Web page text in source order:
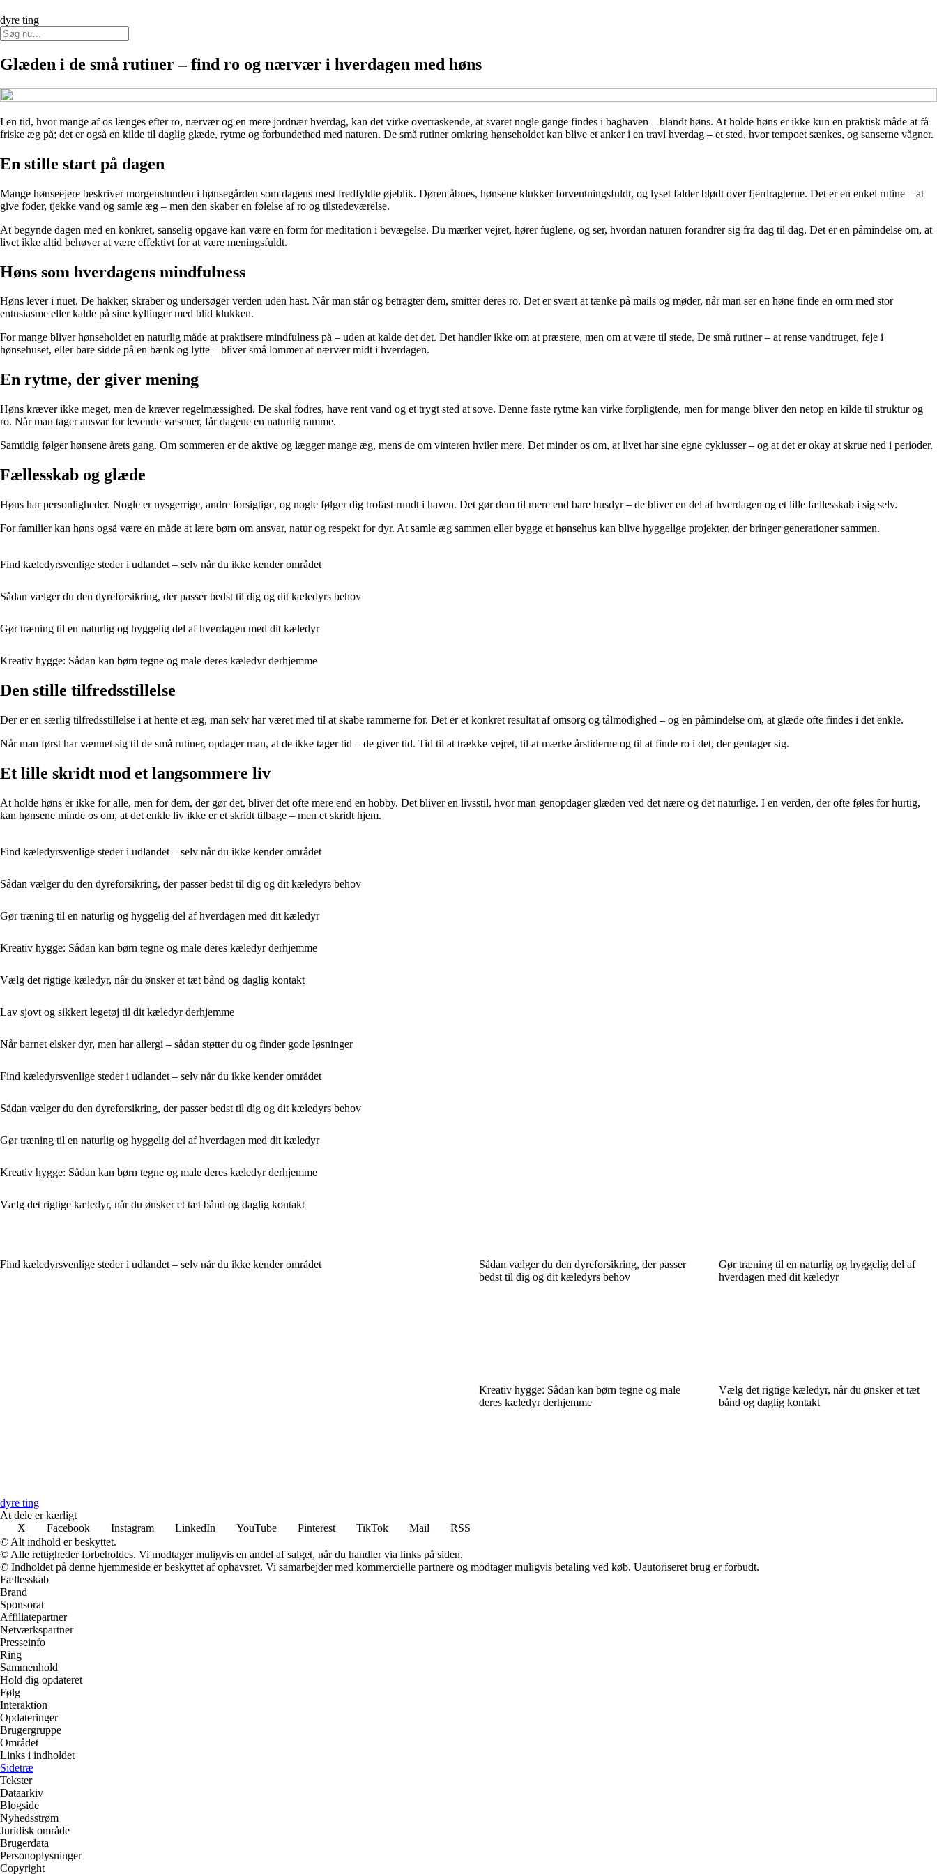
dyre ting
Glæden i de små rutiner – find ro og nærvær i hverdagen med høns
I en tid, hvor mange af os længes efter ro, nærvær og en mere jordnær hverdag, kan det virke overraskende, at svaret nogle gange findes i baghaven – blandt høns. At holde høns er ikke kun en praktisk måde at få
friske æg på; det er også en kilde til daglig glæde, rytme og forbundethed med naturen. De små rutiner omkring hønseholdet kan blive et anker i en travl hverdag – et sted, hvor tempoet sænkes, og sanserne vågner.
En stille start på dagen
Mange hønseejere beskriver morgenstunden i hønsegården som dagens mest fredfyldte øjeblik. Døren åbnes, hønsene klukker forventningsfuldt, og lyset falder blødt over fjerdragterne. Det er en enkel rutine – at
give foder, tjekke vand og samle æg – men den skaber en følelse af ro og tilstedeværelse.
At begynde dagen med en konkret, sanselig opgave kan være en form for meditation i bevægelse. Du mærker vejret, hører fuglene, og ser, hvordan naturen forandrer sig fra dag til dag. Det er en påmindelse om, at
livet ikke altid behøver at være effektivt for at være meningsfuldt.
Høns som hverdagens mindfulness
Høns lever i nuet. De hakker, skraber og undersøger verden uden hast. Når man står og betragter dem, smitter deres ro. Det er svært at tænke på mails og møder, når man ser en høne finde en orm med stor
entusiasme eller kalde på sine kyllinger med blid klukken.
For mange bliver hønseholdet en naturlig måde at praktisere mindfulness på – uden at kalde det det. Det handler ikke om at præstere, men om at være til stede. De små rutiner – at rense vandtruget, feje i
hønsehuset, eller bare sidde på en bænk og lytte – bliver små lommer af nærvær midt i hverdagen.
En rytme, der giver mening
Høns kræver ikke meget, men de kræver regelmæssighed. De skal fodres, have rent vand og et trygt sted at sove. Denne faste rytme kan virke forpligtende, men for mange bliver den netop en kilde til struktur og
ro. Når man tager ansvar for levende væsener, får dagene en naturlig ramme.
Samtidig følger hønsene årets gang. Om sommeren er de aktive og lægger mange æg, mens de om vinteren hviler mere. Det minder os om, at livet har sine egne cyklusser – og at det er okay at skrue ned i perioder.
Fællesskab og glæde
Høns har personligheder. Nogle er nysgerrige, andre forsigtige, og nogle følger dig trofast rundt i haven. Det gør dem til mere end bare husdyr – de bliver en del af hverdagen og et lille fællesskab i sig selv.
For familier kan høns også være en måde at lære børn om ansvar, natur og respekt for dyr. At samle æg sammen eller bygge et hønsehus kan blive hyggelige projekter, der bringer generationer sammen.
Find kæledyrsvenlige steder i udlandet – selv når du ikke kender området
Sådan vælger du den dyreforsikring, der passer bedst til dig og dit kæledyrs behov
Gør træning til en naturlig og hyggelig del af hverdagen med dit kæledyr
Kreativ hygge: Sådan kan børn tegne og male deres kæledyr derhjemme
Den stille tilfredsstillelse
Der er en særlig tilfredsstillelse i at hente et æg, man selv har været med til at skabe rammerne for. Det er et konkret resultat af omsorg og tålmodighed – og en påmindelse om, at glæde ofte findes i det enkle.
Når man først har vænnet sig til de små rutiner, opdager man, at de ikke tager tid – de giver tid. Tid til at trække vejret, til at mærke årstiderne og til at finde ro i det, der gentager sig.
Et lille skridt mod et langsommere liv
At holde høns er ikke for alle, men for dem, der gør det, bliver det ofte mere end en hobby. Det bliver en livsstil, hvor man genopdager glæden ved det nære og det naturlige. I en verden, der ofte føles for hurtig,
kan hønsene minde os om, at det enkle liv ikke er et skridt tilbage – men et skridt hjem.
Find kæledyrsvenlige steder i udlandet – selv når du ikke kender området
Sådan vælger du den dyreforsikring, der passer bedst til dig og dit kæledyrs behov
Gør træning til en naturlig og hyggelig del af hverdagen med dit kæledyr
Kreativ hygge: Sådan kan børn tegne og male deres kæledyr derhjemme
Vælg det rigtige kæledyr, når du ønsker et tæt bånd og daglig kontakt
Lav sjovt og sikkert legetøj til dit kæledyr derhjemme
Når barnet elsker dyr, men har allergi – sådan støtter du og finder gode løsninger
Find kæledyrsvenlige steder i udlandet – selv når du ikke kender området
Sådan vælger du den dyreforsikring, der passer bedst til dig og dit kæledyrs behov
Gør træning til en naturlig og hyggelig del af hverdagen med dit kæledyr
Kreativ hygge: Sådan kan børn tegne og male deres kæledyr derhjemme
Vælg det rigtige kæledyr, når du ønsker et tæt bånd og daglig kontakt
Find kæledyrsvenlige steder i udlandet – selv når du ikke kender området
Sådan vælger du den dyreforsikring, der passer
bedst til dig og dit kæledyrs behov
Gør træning til en naturlig og hyggelig del af
hverdagen med dit kæledyr
Kreativ hygge: Sådan kan børn tegne og male
deres kæledyr derhjemme
Vælg det rigtige kæledyr, når du ønsker et tæt
bånd og daglig kontakt
dyre ting
At dele er kærligt
X
Facebook Instagram LinkedIn YouTube Pinterest TikTok Mail
RSS
© Alt indhold er beskyttet.
© Alle rettigheder forbeholdes. Vi modtager muligvis en andel af salget, når du handler via links på siden.
© Indholdet på denne hjemmeside er beskyttet af ophavsret. Vi samarbejder med kommercielle partnere og modtager muligvis betaling ved køb. Uautoriseret brug er forbudt.
Fællesskab
Brand
Sponsorat
Affiliatepartner
Netværkspartner
Presseinfo
Ring
Sammenhold
Hold dig opdateret
Følg
Interaktion
Opdateringer
Brugergruppe
Området
Links i indholdet
Sidetræ
Tekster
Dataarkiv
Blogside
Nyhedsstrøm
Juridisk område
Brugerdata
Personoplysninger
Copyright